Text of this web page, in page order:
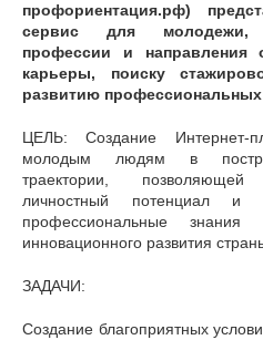
профориентация.рф)
сервис для молодежи,
профессии и направления
карьеры, поиску
развитию профессиональных
ЦЕЛЬ: Создание Интернет-
молодым людям в
траектории,
личностный потенциал и
профессиональные
инновационного развития
ЗАДАЧИ:
Создание благоприятных